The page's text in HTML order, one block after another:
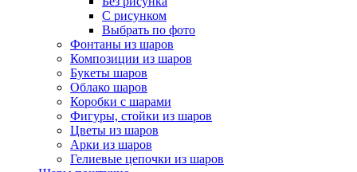
С рисунком
Выбрать по фото
Фонтаны из шаров
Композиции из шаров
Букеты шаров
Облако шаров
Коробки с шарами
Фигуры, стойки из шаров
Цветы из шаров
Арки из шаров
Гелиевые цепочки из шаров